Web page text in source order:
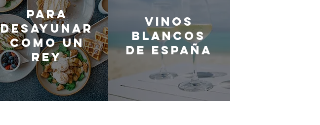
Para
desayunar
como un
rey
Vinos
blancos
de España